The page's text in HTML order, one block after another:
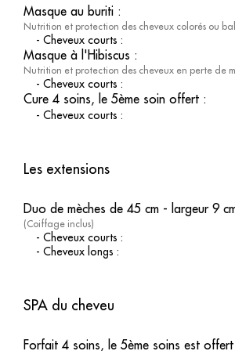
Masque au buriti :
Nutrition et protection des cheveux colorés ou
- Cheveux courts :
Masque à l'Hibiscus :
Nutrition et protection des cheveux en perte de
- Cheveux courts :
Cure 4 soins, le 5ème soin offert :
- Cheveux courts :
Les extensions
Duo de mèches de 45 cm - largeur 9
(Coiffage inclus)
- Cheveux courts :
- Cheveux longs :
SPA du cheveu
Forfait 4 soins, le 5ème soins est offert